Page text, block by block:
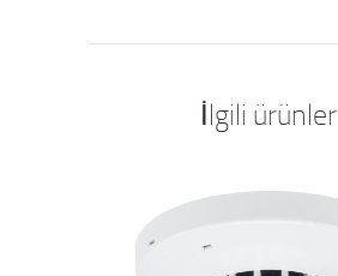
İlgili ürünler